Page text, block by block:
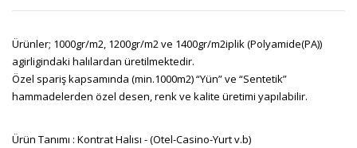
Ürünler; 1000gr/m2, 1200gr/m2 ve 1400gr/m2iplik (Polyamide(PA))
agirligindaki halılardan üretilmektedir.
Özel spariş kapsamında (min.1000m2) “Yün” ve “Sentetik”
hammadelerden özel desen, renk ve kalite üretimi yapılabilir.
Ürün Tanımı : Kontrat Halısı - (Otel-Casino-Yurt v.b)